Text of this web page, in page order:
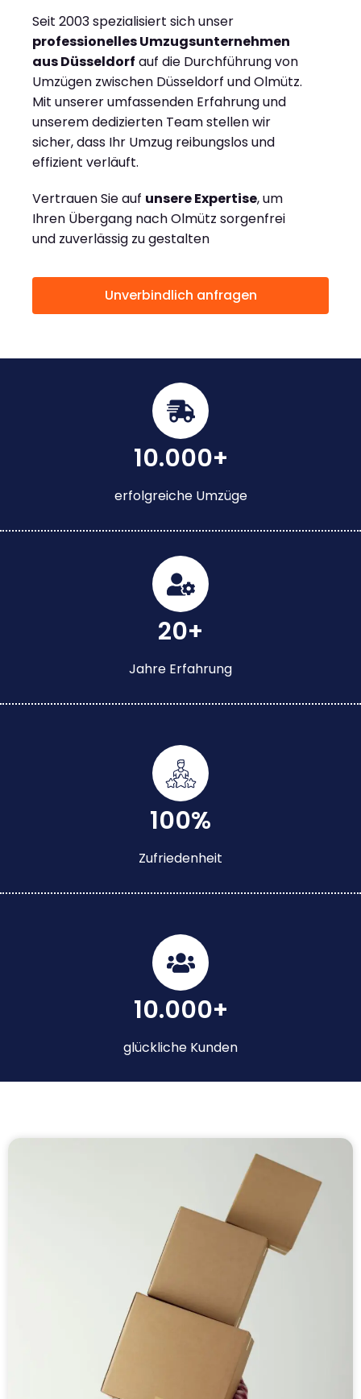
Seit 2003 spezialisiert sich unser
professionelles Umzugsunternehmen
aus Düsseldorf auf die Durchführung von
Umzügen zwischen Düsseldorf und Olmütz.
Mit unserer umfassenden Erfahrung und
unserem dedizierten Team stellen wir
sicher, dass Ihr Umzug reibungslos und
effizient verläuft.
Vertrauen Sie auf unsere Expertise, um
Ihren Übergang nach Olmütz sorgenfrei
und zuverlässig zu gestalten
Unverbindlich anfragen
10.000+
erfolgreiche Umzüge
20+
Jahre Erfahrung
100%
Zufriedenheit
10.000+
glückliche Kunden